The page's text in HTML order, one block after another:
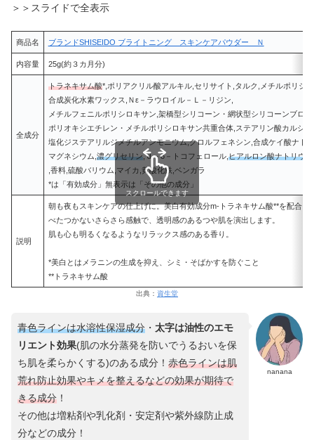
＞＞スライドで全表示
商品名 ブランドSHISEIDO ブライトニング スキンケアパウダー Ｎ
内容量 25g(約３カ月分)
全成分
トラネキサム酸*,ポリアクリル酸アルキル,セリサイト,タルク,メチルポリシ
合成炭化水素ワックス,Ｎε－ラウロイル－Ｌ－リジン,
メチルフェニルポリシロキサン,架橋型シリコーン・網状型シリコーンブロ
ポリオキシエチレン・メチルポリシロキサン共重合体,ステアリン酸カルシウ
塩化ジステアリルジメチルアンモニウム,クロルフェネシン,合成ケイ酸ナト
マグネシウム, 濃グリセリン,ｄ－δ－トコフェロール, ヒアルロン酸ナトリウム
,香料,硫酸バリウム,マイカ,黄酸化鉄,ベンガラ
*は「有効成分」無表示は「その他の成分」
説明
朝も夜もスキンケアの仕上げに。美白有効成分m-トラネキサム酸**を配合し
べたつかないさらさら感触で、透明感のあるつや肌を演出します。
肌も心も明るくなるようなリラックス感のある香り。
*美白とはメラニンの生成を抑え、シミ・そばかすを防ぐこと
**トラネキサム酸
スクロールできます
出典： 資生堂
nanana
青色ラインは水溶性保湿成分 ・ 太字は油性のエモ
リエント効果(肌の水分蒸発を防いでうるおいを保
ち肌を柔らかくする)のある成分！ 赤色ラインは肌
荒れ防止効果やキメを整えるなどの効果が期待で
きる成分 ！
その他は増粘剤や乳化剤・安定剤や紫外線防止成
分などの成分！